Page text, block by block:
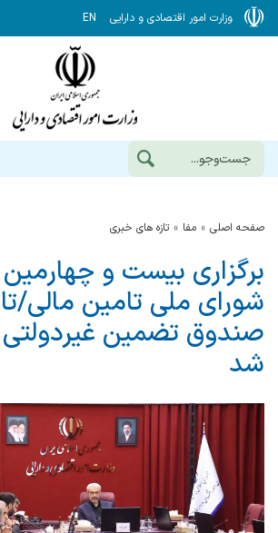
وزارت امور اقتصادی و دارایی EN
صفحه اصلی مفا تازه های خبری
برگزاری بیست و
شورای ملی تامین
صندوق تضمین
شد